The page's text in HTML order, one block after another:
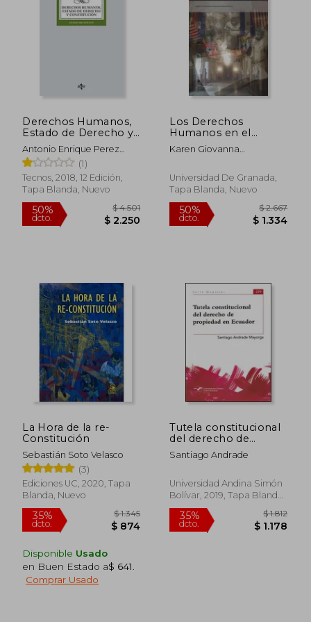
50%
dcto.
50%
dcto.
Derechos Humanos,
Estado de Derecho y
Constituci? N
Antonio Enrique Perez
Luño
(1)
Tecnos, 2018, 12 Edición,
Tapa Blanda, Nuevo
Los Derechos
Humanos en el
Derecho
Constitucional
Karen Giovanna
Bedri&Ntilde;Ana
Universidad De Granada,
Tapa Blanda, Nuevo
La Hora de la re-
Constitución
Sebastián Soto Velasco
(3)
Ediciones UC, 2020, Tapa
Blanda, Nuevo
Disponible Usado
en Buen Estado a$ 641
Comprar Usado
Tutela constitucional
del derecho de
propiedad en
Ecuador
Santiago Andrade
Universidad Andina Simón
Bolívar, 2019, Tapa Blanda,
Nuevo